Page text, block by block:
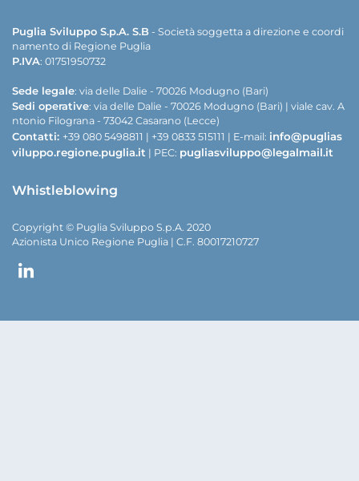
Puglia Sviluppo S.p.A. S.B - Società soggetta a direzione e coordi
namento di Regione Puglia
P.IVA: 01751950732
Sede legale: via delle Dalie - 70026 Modugno (Bari)
Sedi operative: via delle Dalie - 70026 Modugno (Bari) | viale cav. A
ntonio Filograna - 73042 Casarano (Lecce)
Contatti: +39 080 5498811 | +39 0833 515111 | E-mail: info@puglias
viluppo.regione.puglia.it | PEC: pugliasviluppo@legalmail.it
Whistleblowing
Copyright © Puglia Sviluppo S.p.A. 2020
Azionista Unico Regione Puglia | C.F. 80017210727